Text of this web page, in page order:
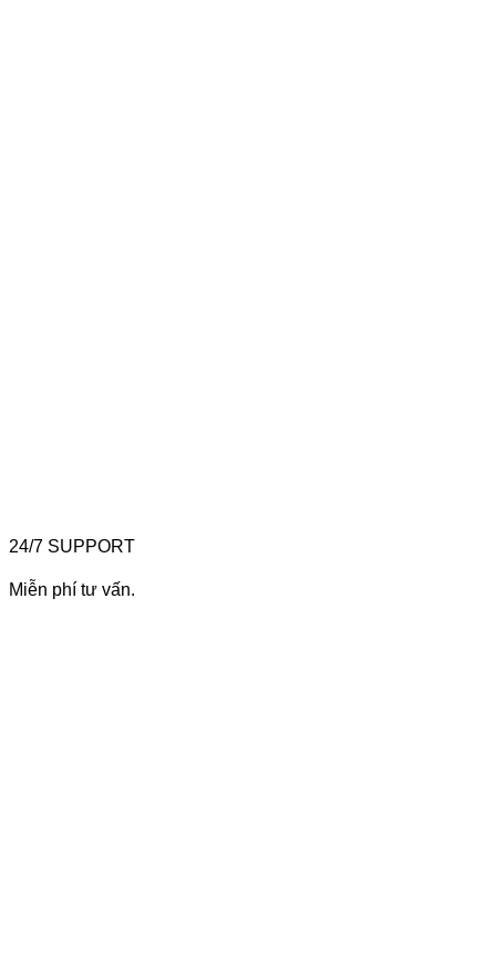
24/7 SUPPORT
Miễn phí tư vấn.